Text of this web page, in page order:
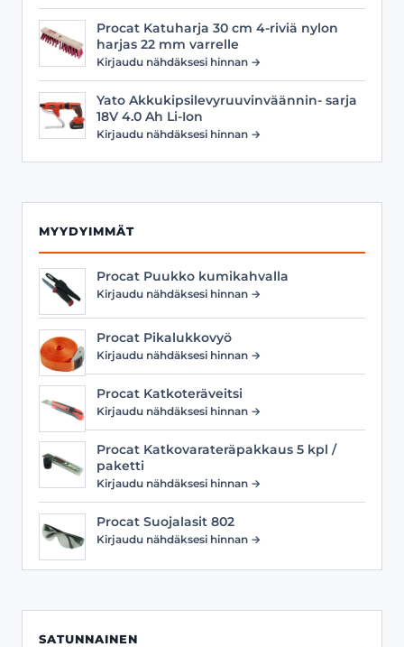
Procat Katuharja 30 cm 4-riviä nylon
harjas 22 mm varrelle
Kirjaudu nähdäksesi hinnan →
Yato Akkukipsilevyruuvinväännin- sarja
18V 4.0 Ah Li-Ion
Kirjaudu nähdäksesi hinnan →
MYYDYIMMÄT
Procat Puukko kumikahvalla
Kirjaudu nähdäksesi hinnan →
Procat Pikalukkovyö
Kirjaudu nähdäksesi hinnan →
Procat Katkoteräveitsi
Kirjaudu nähdäksesi hinnan →
Procat Katkovarateräpakkaus 5 kpl /
paketti
Kirjaudu nähdäksesi hinnan →
Procat Suojalasit 802
Kirjaudu nähdäksesi hinnan →
SATUNNAINEN